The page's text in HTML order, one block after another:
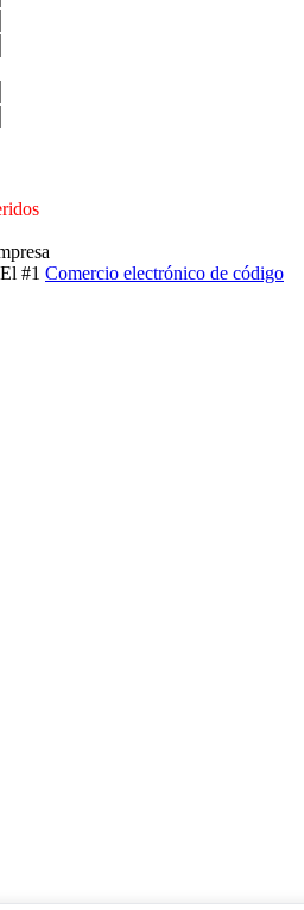
#1 Comercio electrónico de código